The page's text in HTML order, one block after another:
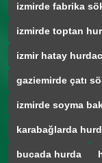
izmirde fabrika
izmirde toptan
izmir hatay
gaziemirde çatı
izmirde soyma
karabağlarda
bucada hurda